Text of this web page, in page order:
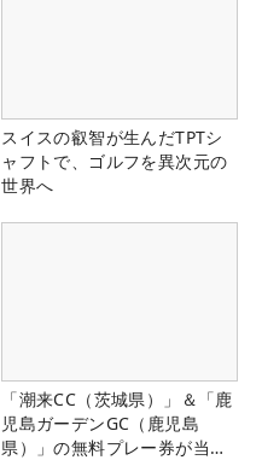
スイスの叡智が生んだTPTシ
ャフトで、ゴルフを異次元の
世界へ
「潮来CC（茨城県）」＆「鹿
児島ガーデンGC（鹿児島
県）」の無料プレー券が当た